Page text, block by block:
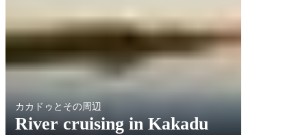
カカドゥとその周辺
River cruising in Kakadu